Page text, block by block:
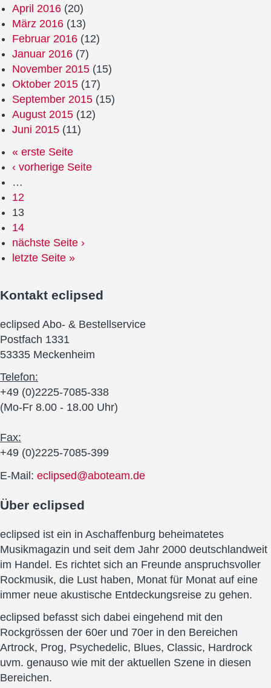
April 2016 (20)
März 2016 (13)
Februar 2016 (12)
Januar 2016 (7)
November 2015 (15)
Oktober 2015 (17)
September 2015 (15)
August 2015 (12)
Juni 2015 (11)
« erste Seite
‹ vorherige Seite
…
12
13
14
nächste Seite ›
letzte Seite »
Kontakt eclipsed
eclipsed Abo- & Bestellservice
Postfach 1331
53335 Meckenheim
Telefon:
+49 (0)2225-7085-338
(Mo-Fr 8.00 - 18.00 Uhr)
Fax:
+49 (0)2225-7085-399
E-Mail: eclipsed@aboteam.de
Über eclipsed
eclipsed ist ein in Aschaffenburg beheimatetes
Musikmagazin und seit dem Jahr 2000 deutschlandweit
im Handel. Es richtet sich an Freunde anspruchsvoller
Rockmusik, die Lust haben, Monat für Monat auf eine
immer neue akustische Entdeckungsreise zu gehen.
eclipsed befasst sich dabei eingehend mit den
Rockgrössen der 60er und 70er in den Bereichen
Artrock, Prog, Psychedelic, Blues, Classic, Hardrock
uvm. genauso wie mit der aktuellen Szene in diesen
Bereichen.